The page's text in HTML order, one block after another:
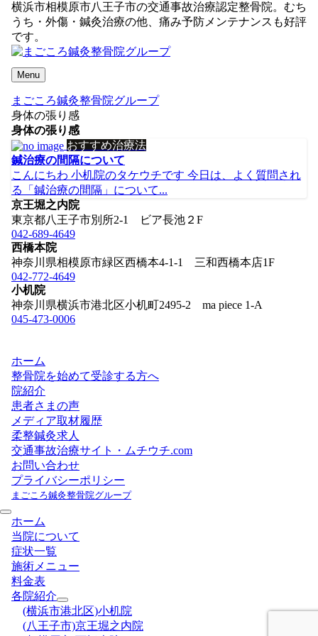
横浜市相模原市八王子市の交通事故治療認定整骨院。むち
うち・外傷・鍼灸治療の他、痛み予防メンテナンスも好評
です。
Menu
まごころ鍼灸整骨院グループ
身体の張り感
身体の張り感
おすすめ治療法
鍼治療の間隔について
こんにちわ 小机院のタケウチです 今日は、よく質問され
る「鍼治療の間隔」について...
京王堀之内院
東京都八王子市別所2-1 ビア長池２F
042-689-4649
西橋本院
神奈川県相模原市緑区西橋本4-1-1 三和西橋本店1F
042-772-4649
小机院
神奈川県横浜市港北区小机町2495-2 ma piece 1-A
045-473-0006
ホーム
整骨院を始めて受診する方へ
院紹介
患者さまの声
メディア取材履歴
柔整鍼灸求人
交通事故治療サイト・ムチウチ.com
お問い合わせ
プライバシーポリシー
まごころ鍼灸整骨院グループ
ホーム
当院について
症状一覧
施術メニュー
料金表
各院紹介
(横浜市港北区)小机院
(八王子市)京王堀之内院